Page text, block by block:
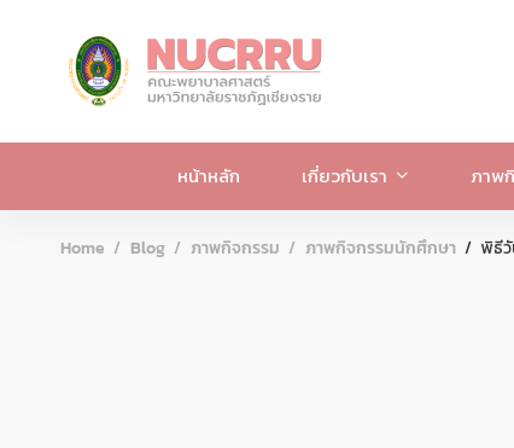
หน้าหลัก เกี่ยวกับเรา ภาพ
Home Blog ภาพกิจกรรม ภาพกิจกรรมนักศึกษา พิธี